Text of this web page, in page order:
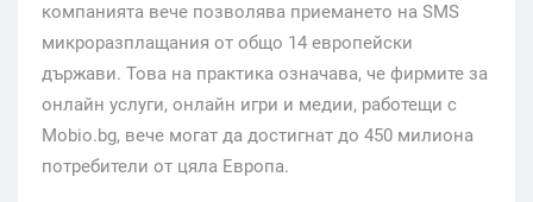
компанията вече позволява приемането на SMS
микроразплащания от общо 14 европейски
държави. Това на практика означава, че фирмите за
онлайн услуги, онлайн игри и медии, работещи с
Mobio.bg, вече могат да достигнат до 450 милиона
потребители от цяла Европа.